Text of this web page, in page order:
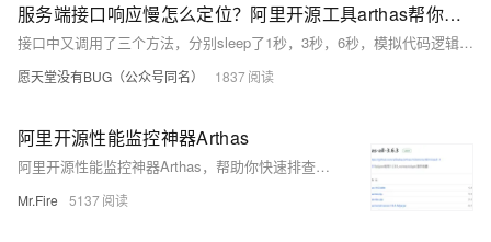
服务端接口响应慢怎么定位？阿里开源工具arthas帮你解决。
接口中又调用了三个方法，分别sleep了1秒，3秒，6秒，模拟代码逻辑耗时。 然后先下载arthas
愿天堂没有BUG（公众号同名） 1837
阿里开源性能监控神器Arthas
阿里开源性能监控神器Arthas，帮助你快速排查线上问题
Mr.Fire 5137